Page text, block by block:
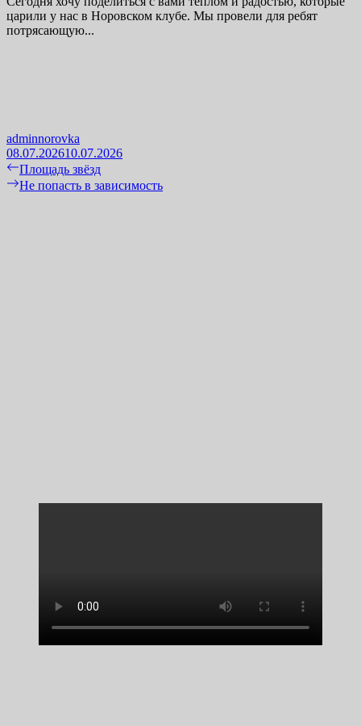
царили у нас в Норовском клубе. Мы провели для ребят
потрясающую...
adminnorovka
08.07.202610.07.2026
Навигация
по
Previous
post:
Площадь звёзд
Next
Не попасть в зависимость